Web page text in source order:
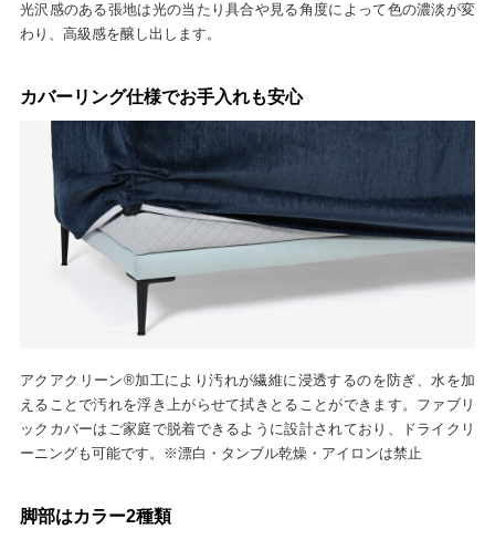
光沢感のある張地は光の当たり具合や見る角度によって色の濃淡が変
わり、高級感を醸し出します。
カバーリング仕様でお手入れも安心
アクアクリーン®加工により汚れが繊維に浸透するのを防ぎ、水を加
えることで汚れを浮き上がらせて拭きとることができます。ファブリ
ックカバーはご家庭で脱着できるように設計されており、ドライクリ
ーニングも可能です。※漂白・タンブル乾燥・アイロンは禁止
脚部はカラー2種類